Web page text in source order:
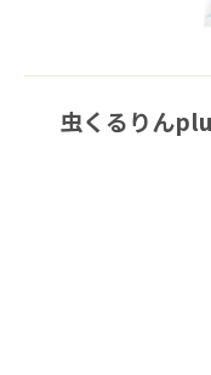
虫くるりん